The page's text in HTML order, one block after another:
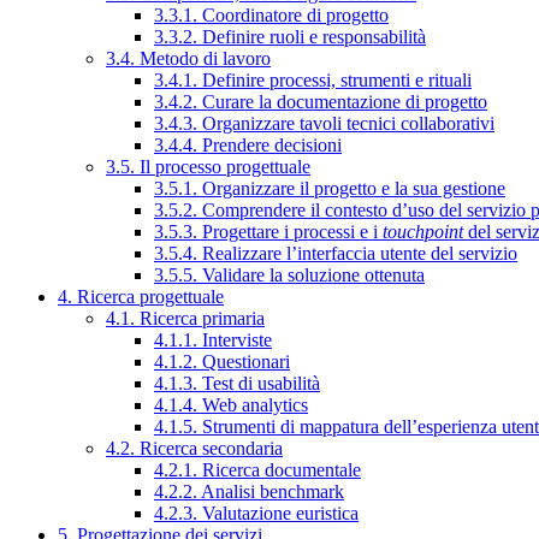
3.3.1. Coordinatore di progetto
3.3.2. Definire ruoli e responsabilità
3.4. Metodo di lavoro
3.4.1. Definire processi, strumenti e rituali
3.4.2. Curare la documentazione di progetto
3.4.3. Organizzare tavoli tecnici collaborativi
3.4.4. Prendere decisioni
3.5. Il processo progettuale
3.5.1. Organizzare il progetto e la sua gestione
3.5.2. Comprendere il contesto d’uso del servizio
3.5.3. Progettare i processi e i touchpointdel
3.5.4. Realizzare l’interfaccia utente del servizio
3.5.5. Validare la soluzione ottenuta
4. Ricerca progettuale
4.1. Ricerca primaria
4.1.1. Interviste
4.1.2. Questionari
4.1.3. Test di usabilità
4.1.4. Web analytics
4.1.5. Strumenti di mappatura dell’esperienza
4.2. Ricerca secondaria
4.2.1. Ricerca documentale
4.2.2. Analisi benchmark
4.2.3. Valutazione euristica
5. Progettazione dei servizi